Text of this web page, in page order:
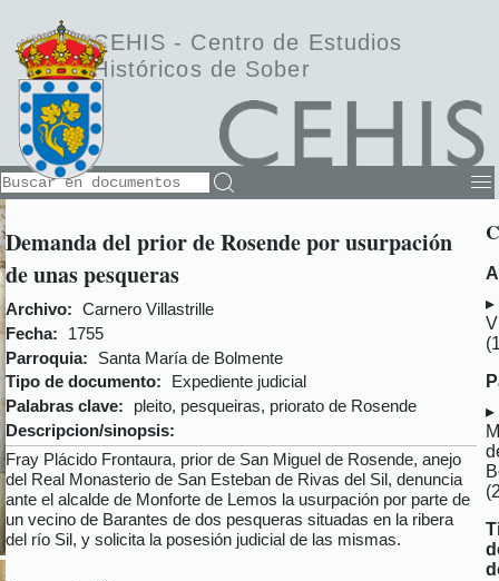
CEHIS - Centro de Estudios
Históricos de Sober
Demanda del prior de Rosende por usurpación
de unas pesqueras
Archivo: Carnero Villastrille
Fecha:
1755
Parroquia:
Santa María de Bolmente
Tipo de documento:
Expediente judicial
Palabras clave:
pleito, pesqueiras, priorato de Rosende
Descripcion/sinopsis:
Fray Plácido Frontaura, prior de San Miguel de Rosende, anejo
del Real Monasterio de San Esteban de Rivas del Sil, denuncia
ante el alcalde de Monforte de Lemos la usurpación por parte de
un vecino de Barantes de dos pesqueras situadas en la ribera
del río Sil, y solicita la posesión judicial de las mismas.